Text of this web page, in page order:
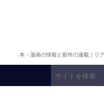
本・漫画の情報と新作の連載｜リ